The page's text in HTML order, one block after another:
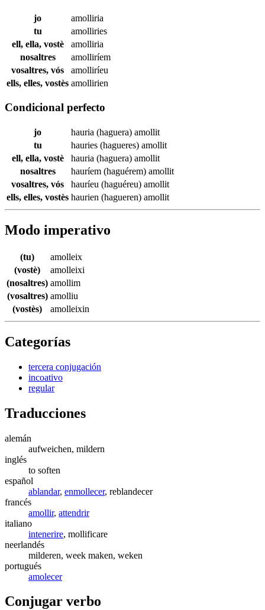
jo
amolliria
tu
amolliries
ell, ella, vostè
amolliria
nosaltres
amolliríem
vosaltres, vós
amolliríeu
ells, elles, vostès amollirien
Condicional perfecto
jo hauria (haguera) amollit
tu
hauries (hagueres) amollit
ell, ella, vostè
hauria (haguera) amollit
nosaltres
hauríem (haguérem) amollit
vosaltres, vós
hauríeu (haguéreu) amollit
ells, elles, vostès haurien (hagueren) amollit
Modo imperativo
(tu)
amolleix
(vostè)
amolleixi
(nosaltres) amollim
(vosaltres) amolliu
(vostès)
amolleixin
Categorías
tercera conjugación
incoativo
regular
Traducciones
alemán
aufweichen, mildern
inglés
to soften
español
ablandar, enmollecer, reblandecer
francés
amollir, attendrir
italiano
intenerire, mollificare
neerlandés
milderen, week maken, weken
portugués
amolecer
Conjugar verbo